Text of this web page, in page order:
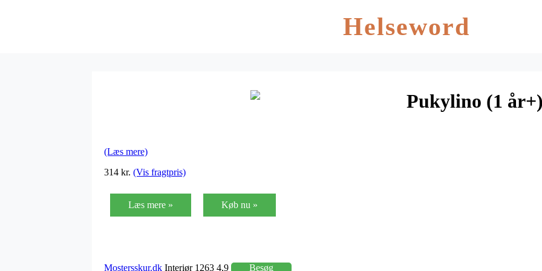
Helseword
Pukylino (1
(Læs mere)
314 kr. (Vis fragtpris)
Læs mere » Køb nu »
Mostersskur.dk Interiør 1263 4,9 Besøg